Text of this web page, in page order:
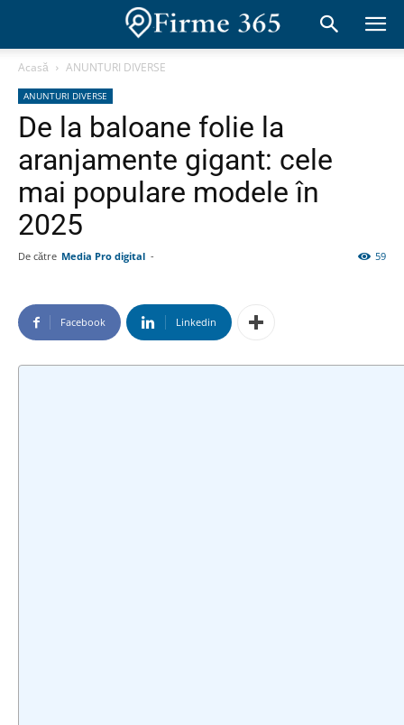
Acasă ANUNTURI DIVERSE
ANUNTURI DIVERSE
De la baloane folie la
aranjamente gigant: cele
mai populare modele în
2025
De către Media Pro digital - 59
Facebook Linkedin